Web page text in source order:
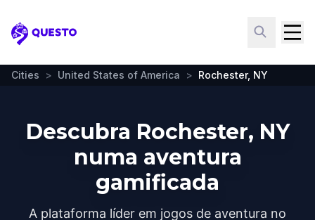
Questo
Cities > United States of America > Rochester, NY
Descubra Rochester, NY
numa aventura
gamificada
A plataforma líder em jogos de aventura no